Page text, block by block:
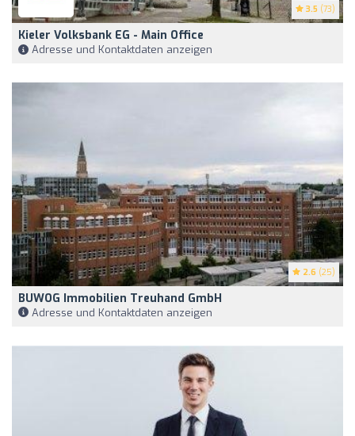
3.5 (73)
Kieler Volksbank EG - Main Office
Adresse und Kontaktdaten anzeigen
2.6 (25)
BUWOG Immobilien Treuhand GmbH
Adresse und Kontaktdaten anzeigen